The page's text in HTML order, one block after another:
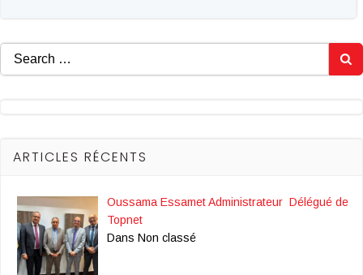
Search
for:
ARTICLES RÉCENTS
Oussama Essamet Administrateur Délégué de
Topnet
Dans Non classé